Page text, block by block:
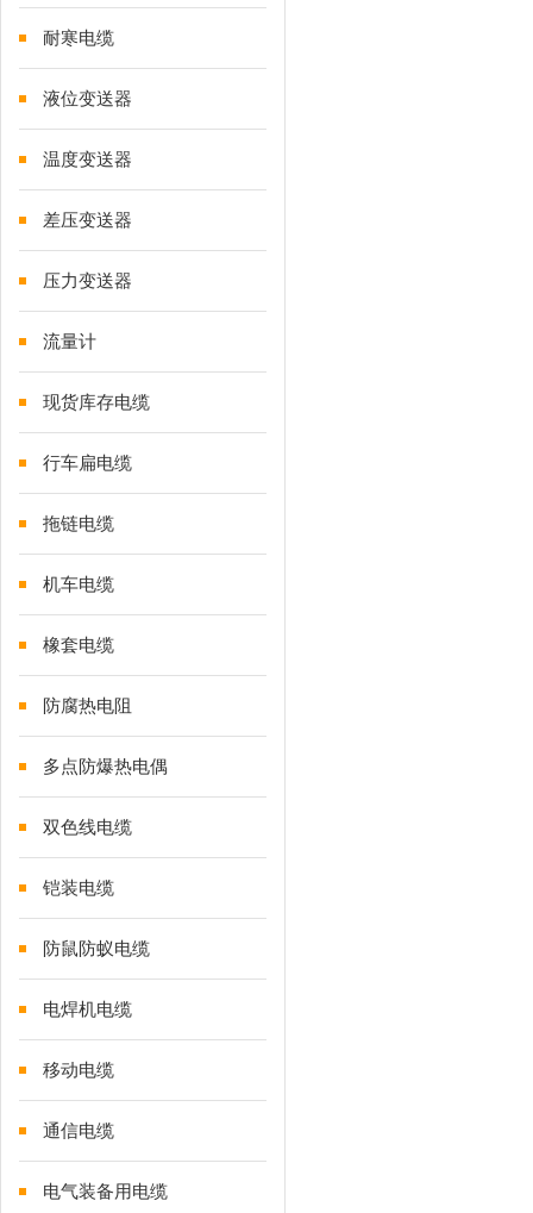
耐寒电缆
液位变送器
温度变送器
差压变送器
压力变送器
流量计
现货库存电缆
行车扁电缆
拖链电缆
机车电缆
橡套电缆
防腐热电阻
多点防爆热电偶
双色线电缆
铠装电缆
防鼠防蚁电缆
电焊机电缆
移动电缆
通信电缆
电气装备用电缆